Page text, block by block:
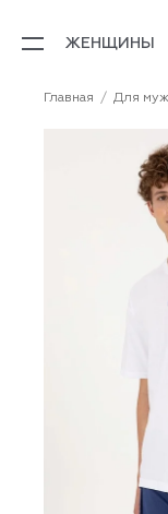
ЖЕНЩИНЫ
Главная Для